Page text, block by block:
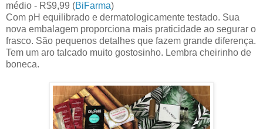
médio - R$9,99 (BiFarma)
Com pH equilibrado e dermatologicamente testado. Sua
nova embalagem proporciona mais praticidade ao segurar o
frasco. São pequenos detalhes que fazem grande diferença.
Tem um aro talcado muito gostosinho. Lembra cheirinho de
boneca.